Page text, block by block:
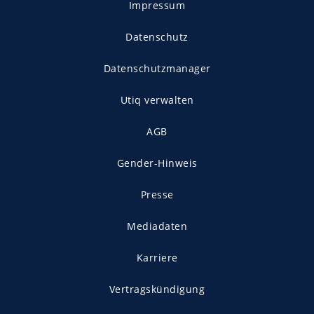
Impressum
Datenschutz
Datenschutzmanager
Utiq verwalten
AGB
Gender-Hinweis
Presse
Mediadaten
Karriere
Vertragskündigung